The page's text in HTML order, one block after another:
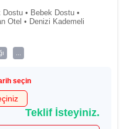
Dostu • Bebek Dostu •
Otel • Denizi Kademeli
seçin
Teklif İsteyiniz.